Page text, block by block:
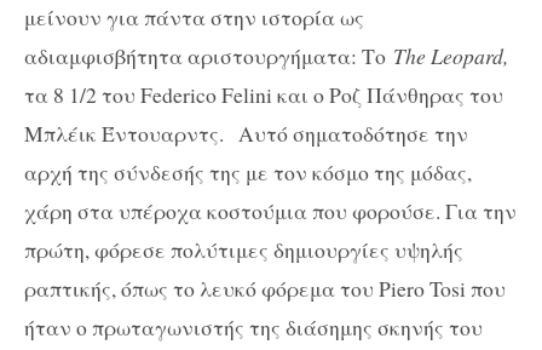
μείνουν για πάντα στην ιστορία ως
αδιαμφισβήτητα αριστουργήματα: Το The Leopard,
τα 8 1/2 του Federico Felini και ο Ροζ Πάνθηρας του
Μπλέικ Έντουαρντς. Αυτό σηματοδότησε την
αρχή της σύνδεσής της με τον κόσμο της μόδας,
χάρη στα υπέροχα κοστούμια που φορούσε. Για την
πρώτη, φόρεσε πολύτιμες δημιουργίες υψηλής
ραπτικής, όπως το λευκό φόρεμα του Piero Tosi που
ήταν ο πρωταγωνιστής της διάσημης σκηνής του